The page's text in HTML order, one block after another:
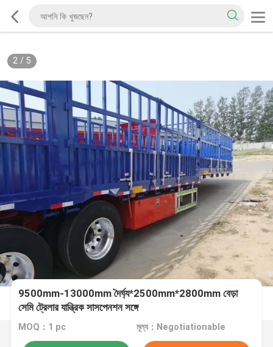
2/ 5
9500mm-13000mm দৈর্ঘ্য*2500mm*2800mm বেড়া
সেমি ট্রেলার যান্ত্রিক সাসপেনশন সঙ্গে
MOQ：1 pc মূল্য：Negotiationable